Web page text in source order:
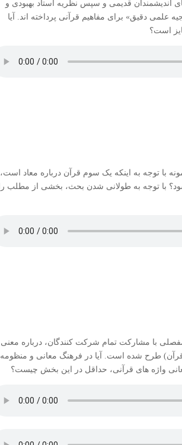
اندیشمندان قدیمی و سپس نظریه استاد بهبودی و
علمی دقیق» برای مفاهیم قرآنی پرداخته اند. آیا
است؟
با توجه به اینکه یک سوم قرآن درباره معاد است،
با توجه به طولانی شدن بحث، بخشی از مطلب را
با مشارکت تمام شرکت کنندگان، درباره معنی
طرح شده است. آیا در فرهنگ معانی و منظومه
واژه های قرآنی، حداقل در این بخش چیست؟